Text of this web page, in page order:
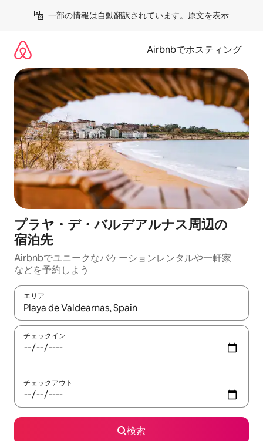
一部の情報は自動翻訳されています。 原文を表示
Airbnbでホスティング
プラヤ・デ・バルデアルナス⁠周⁠辺⁠の
宿⁠泊⁠先
Airbnbでユニークなバ⁠ケ⁠ー⁠シ⁠ョ⁠ンレ⁠ン⁠タ⁠ルや一⁠軒⁠家
な⁠ど⁠を予⁠約⁠し⁠よ⁠う
エリア
検索結果が表示されたら、上下の矢印キーを使って移動するか
チェックイン
チェックアウト
検索